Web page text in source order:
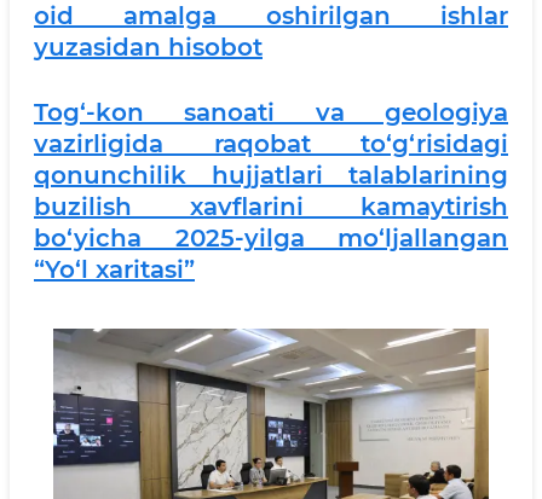
oid amalga oshirilgan ishlar
yuzasidan hisobot
Tog‘-kon sanoati va geologiya
vazirligida raqobat to‘g‘risidagi
qonunchilik hujjatlari talablarining
buzilish xavflarini kamaytirish
bo‘yicha 2025-yilga mo‘ljallangan
“Yo‘l xaritasi”